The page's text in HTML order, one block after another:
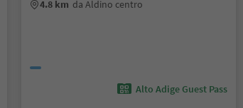
4.8 km da Aldino centro
Alto Adige Guest Pass